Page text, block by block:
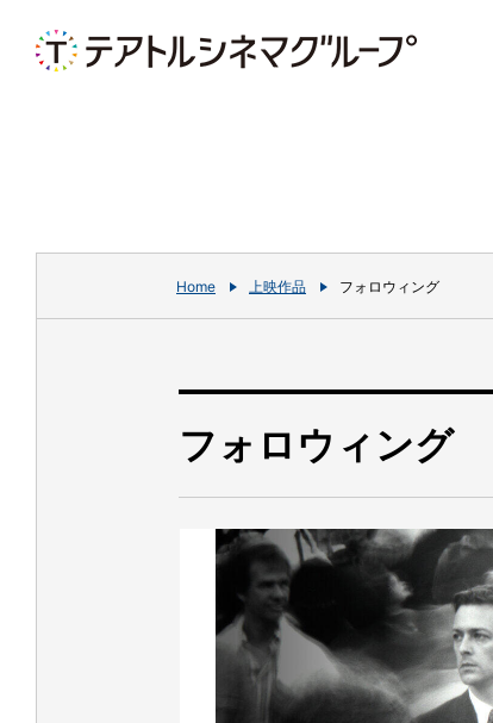
Home 上映作品 フォロウィング
フォロウィング